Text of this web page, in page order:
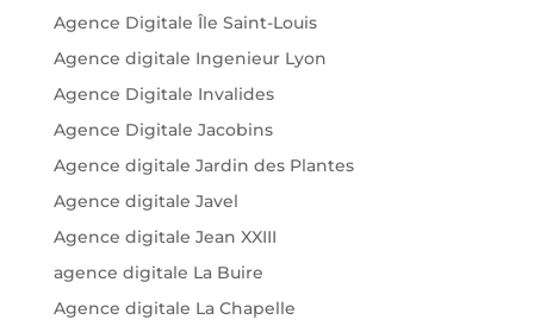
Agence Digitale Île Saint-Louis
Agence digitale Ingenieur Lyon
Agence Digitale Invalides
Agence Digitale Jacobins
Agence digitale Jardin des Plantes
Agence digitale Javel
Agence digitale Jean XXIII
agence digitale La Buire
Agence digitale La Chapelle